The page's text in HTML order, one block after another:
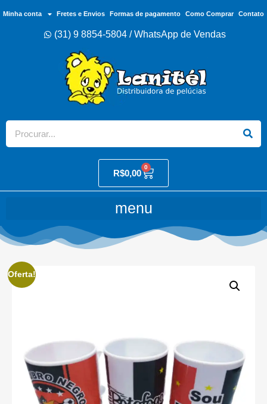
Minha conta Fretes e Envios Formas de pagamento Como Comprar Contato
(31) 9 8854-5804 / WhatsApp de Vendas
R$0,00
0
Oferta!